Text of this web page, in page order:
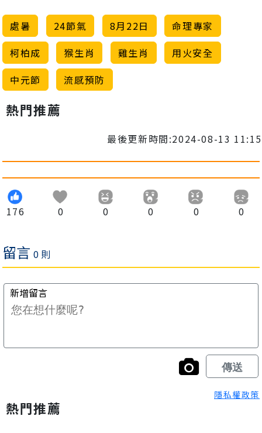
處暑 24節氣 8月22日
命理專家
柯柏成
猴生肖 雞生肖
用火安全
中元節
流感預防
熱門推薦
最後更新時間:2024-08-13 11:15
176 0 0 0 0 0
隱私權政策
熱門推薦